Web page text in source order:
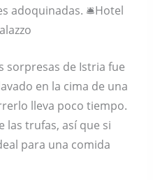
adoquinadas. 🛎Hotel
de Istria fue
en la cima de una
lleva poco tiempo.
las trufas, así que si
para una comida